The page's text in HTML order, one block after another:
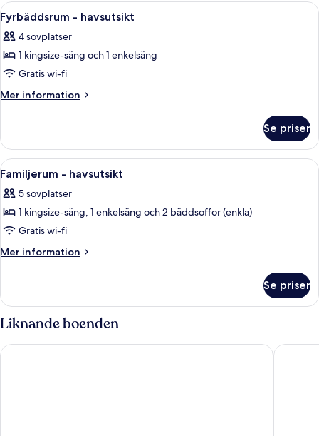
Öppna
alla
foton
för
Fyrbäddsrum
-
Ett sovrum med en säng, ett
6
Fyrbäddsrum - havsutsikt
4 sovplatser
1 kingsize-säng och 1 enkelsäng
Gratis wi-fi
Mer information
Mer
-
havsutsikt
Se priser
Öppna
alla
foton
för
Familjerum
-
Ett modernt sovrum med en stor
6
Familjerum - havsutsikt
5 sovplatser
1 kingsize-säng, 1 enkelsäng och 2 bäddsoffor (enkla)
Gratis wi-fi
Mer information
Mer
-
havsutsikt
Se priser
Liknande boenden
ibis Styles Collioure Port Vendres Hôtel le